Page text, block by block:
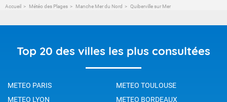
Accueil Météo des Plages Manche Mer du Nord Quiberville sur Mer
Top 20 des villes les plus consultées
METEO PARIS
METEO TOULOUSE
METEO LYON
METEO BORDEAUX